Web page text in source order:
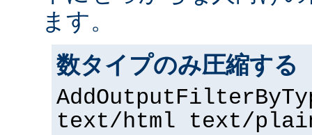
ます。
数タイプのみ圧縮する
text/html text/